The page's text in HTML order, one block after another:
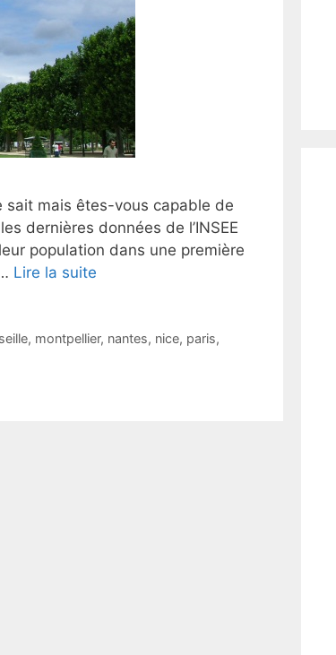
sait mais êtes-vous capable de
dernières données de l’INSEE
population dans une première
Lire la suite
, montpellier, nantes, nice, paris,